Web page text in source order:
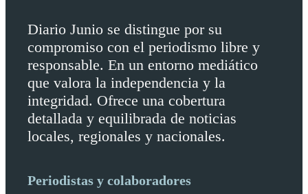
Diario Junio se distingue por su
compromiso con el periodismo libre y
responsable. En un entorno mediático
que valora la independencia y la
integridad. Ofrece una cobertura
detallada y equilibrada de noticias
locales, regionales y nacionales.
Periodistas y colaboradores